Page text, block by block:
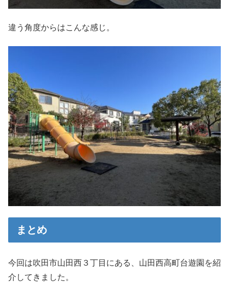
違う角度からはこんな感じ。
まとめ
今回は吹田市山田西３丁目にある、山田西高町台遊園を紹
介してきました。